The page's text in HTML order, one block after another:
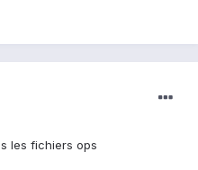
les fichiers ops